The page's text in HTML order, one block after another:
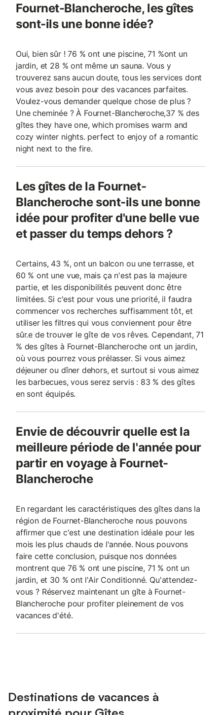
Fournet-Blancheroche, les gîtes
sont-ils une bonne idée?
Oui, bien sûr ! 76 % ont une piscine, 71 %ont un
jardin, et 28 % ont même un sauna. Vous y
trouverez sans aucun doute, tous les services dont
vous avez besoin pour des vacances parfaites.
Voulez-vous demander quelque chose de plus ?
Une cheminée ? À Fournet-Blancheroche,37 % des
gîtes they have one, which promises warm and
cozy winter nights. perfect to enjoy of a romantic
night next to the fire.
Les gîtes de la Fournet-
Blancheroche sont-ils une bonne
idée pour profiter d'une belle vue
et passer du temps dehors ?
Certains, 43 %, ont un balcon ou une terrasse, et
60 % ont une vue, mais ça n'est pas la majeure
partie, et les disponibilités peuvent donc être
limitées. Si c'est pour vous une priorité, il faudra
commencer vos recherches suffisamment tôt, et
utiliser les filtres qui vous conviennent pour être
sûr.e de trouver le gîte de vos rêves. Cependant, 71
% des gîtes à Fournet-Blancheroche ont un jardin,
où vous pourrez vous prélasser. Si vous aimez
déjeuner ou dîner dehors, et surtout si vous aimez
les barbecues, vous serez servis : 83 % des gîtes
en sont équipés.
Envie de découvrir quelle est la
meilleure période de l'année pour
partir en voyage à Fournet-
Blancheroche
En regardant les caractéristiques des gîtes dans la
région de Fournet-Blancheroche nous pouvons
affirmer que c'est une destination idéale pour les
mois les plus chauds de l'année. Nous pouvons
faire cette conclusion, puisque nos données
montrent que 76 % ont une piscine, 71 % ont un
jardin, et 30 % ont l'Air Conditionné. Qu'attendez-
vous ? Réservez maintenant un gîte à Fournet-
Blancheroche pour profiter pleinement de vos
vacances d'été.
Destinations de vacances à